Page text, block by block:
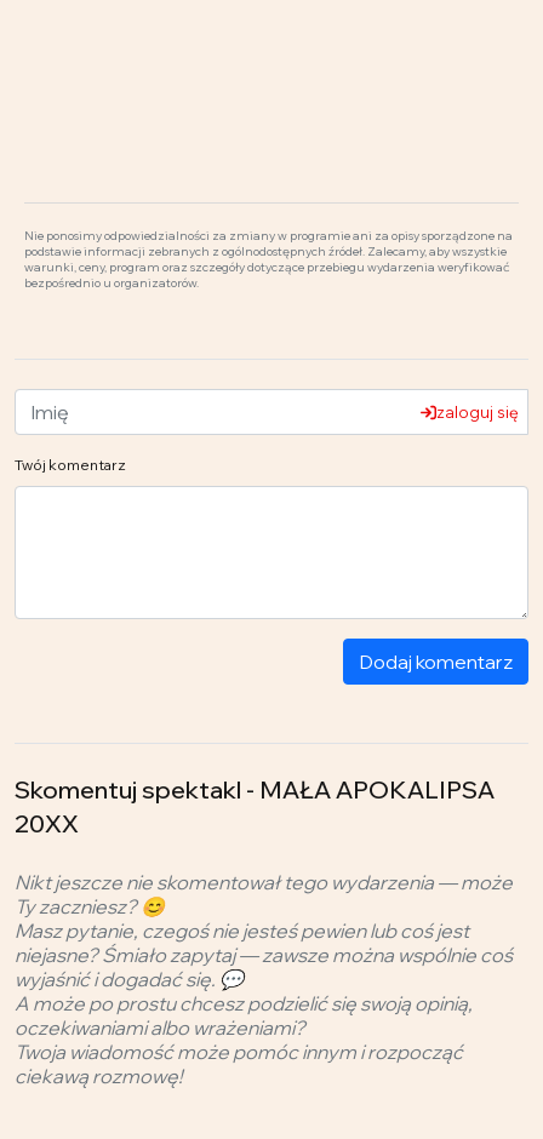
Nie ponosimy odpowiedzialności za zmiany w programie ani za opisy sporządzone na
podstawie informacji zebranych z ogólnodostępnych źródeł. Zalecamy, aby wszystkie
warunki, ceny, program oraz szczegóły dotyczące przebiegu wydarzenia weryfikować
bezpośrednio u organizatorów.
zaloguj się
Twój komentarz
Dodaj komentarz
Skomentuj spektakl - MAŁA APOKALIPSA
20XX
Nikt jeszcze nie skomentował tego wydarzenia — może
Ty zaczniesz? 😊
Masz pytanie, czegoś nie jesteś pewien lub coś jest
niejasne? Śmiało zapytaj — zawsze można wspólnie coś
wyjaśnić i dogadać się. 💬
A może po prostu chcesz podzielić się swoją opinią,
oczekiwaniami albo wrażeniami?
Twoja wiadomość może pomóc innym i rozpocząć
ciekawą rozmowę!